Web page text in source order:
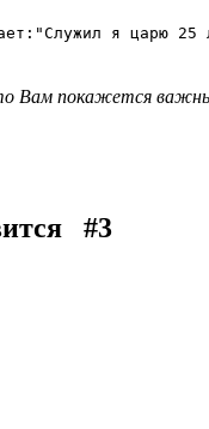
я царю
Вам покажется
#3